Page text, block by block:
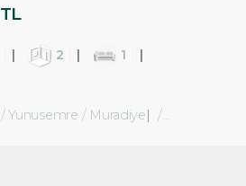
2
1
Yunusemre / Muradiye / Muradiye Bld. (Atatürk Mah.)